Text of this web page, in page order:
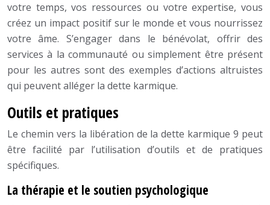
votre temps, vos ressources ou votre expertise, vous
créez un impact positif sur le monde et vous nourrissez
votre âme. S’engager dans le bénévolat, offrir des
services à la communauté ou simplement être présent
pour les autres sont des exemples d’actions altruistes
qui peuvent alléger la dette karmique.
Outils et pratiques
Le chemin vers la libération de la dette karmique 9 peut
être facilité par l’utilisation d’outils et de pratiques
spécifiques.
La thérapie et le soutien psychologique